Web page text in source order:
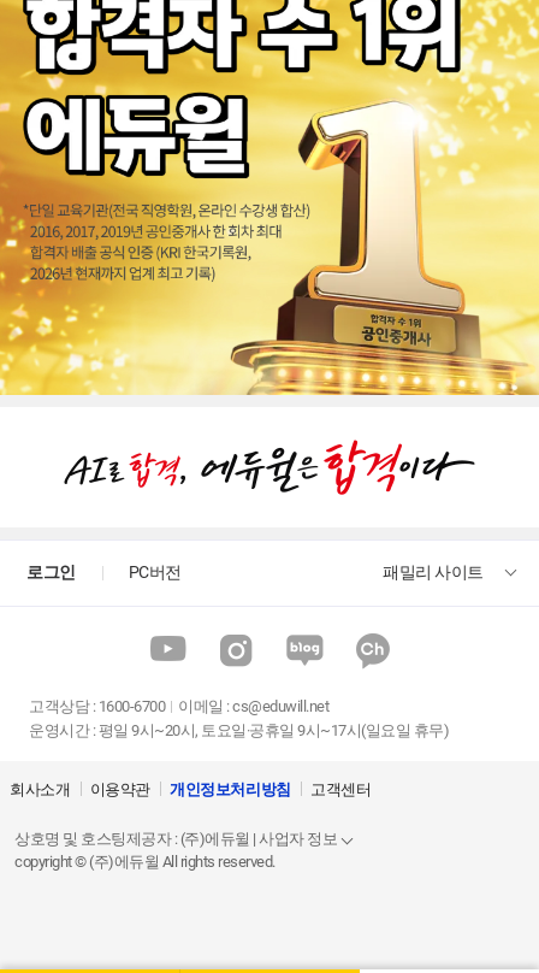
로그인 PC버전 패밀리 사이트
고객상담: 1600-6700 이메일 :cs@eduwill.net
운영시간 : 평일 9시~20시, 토요일·공휴일 9시~17시(일요일 휴무)
회사소개 이용약관 개인정보처리방침 고객센터
상호명 및 호스팅제공자 : (주)에듀윌 | 사업자 정보
copyright © (주)에듀윌 All rights reserved.